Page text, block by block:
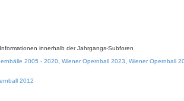
e
t
g
innerhalb der Jahrgangs-Subforen
2005 - 2020 Wiener Opernball 2023
Wiener Opernball
2012